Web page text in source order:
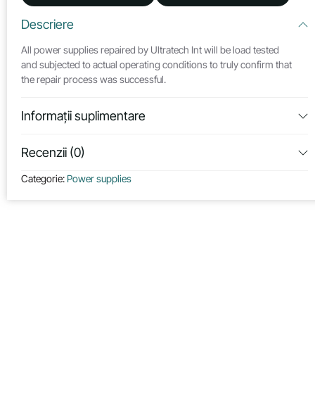
Descriere
All power supplies repaired by Ultratech Int will be load tested
and subjected to actual operating conditions to truly confirm that
the repair process was successful.
Informații suplimentare
Recenzii (0)
Categorie: Power supplies